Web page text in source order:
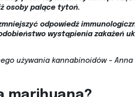
osoby palące tytoń.
odpowiedź
wystąpienia zakażeń
używania kannabinoidów –